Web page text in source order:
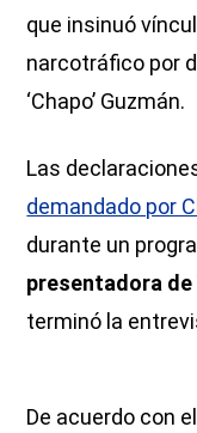
que insinuó
narcotráfico por
‘Chapo’ Guzmán.
Las
demandado por
durante un
presentadora
terminó la
De acuerdo con